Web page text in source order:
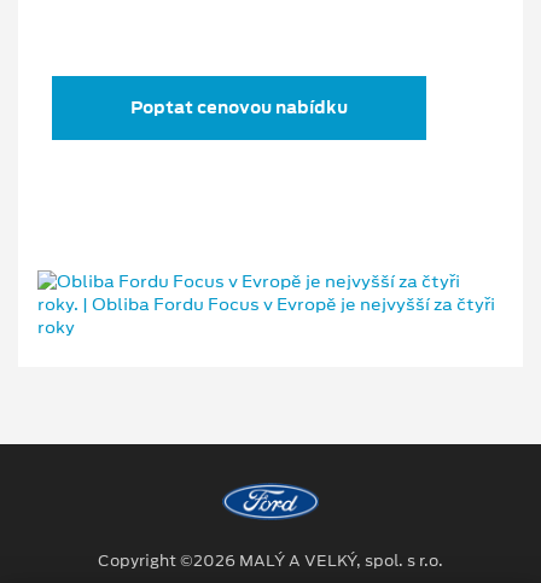
Poptat cenovou nabídku
Copyright ©2026 MALÝ A VELKÝ, spol. s r.o.